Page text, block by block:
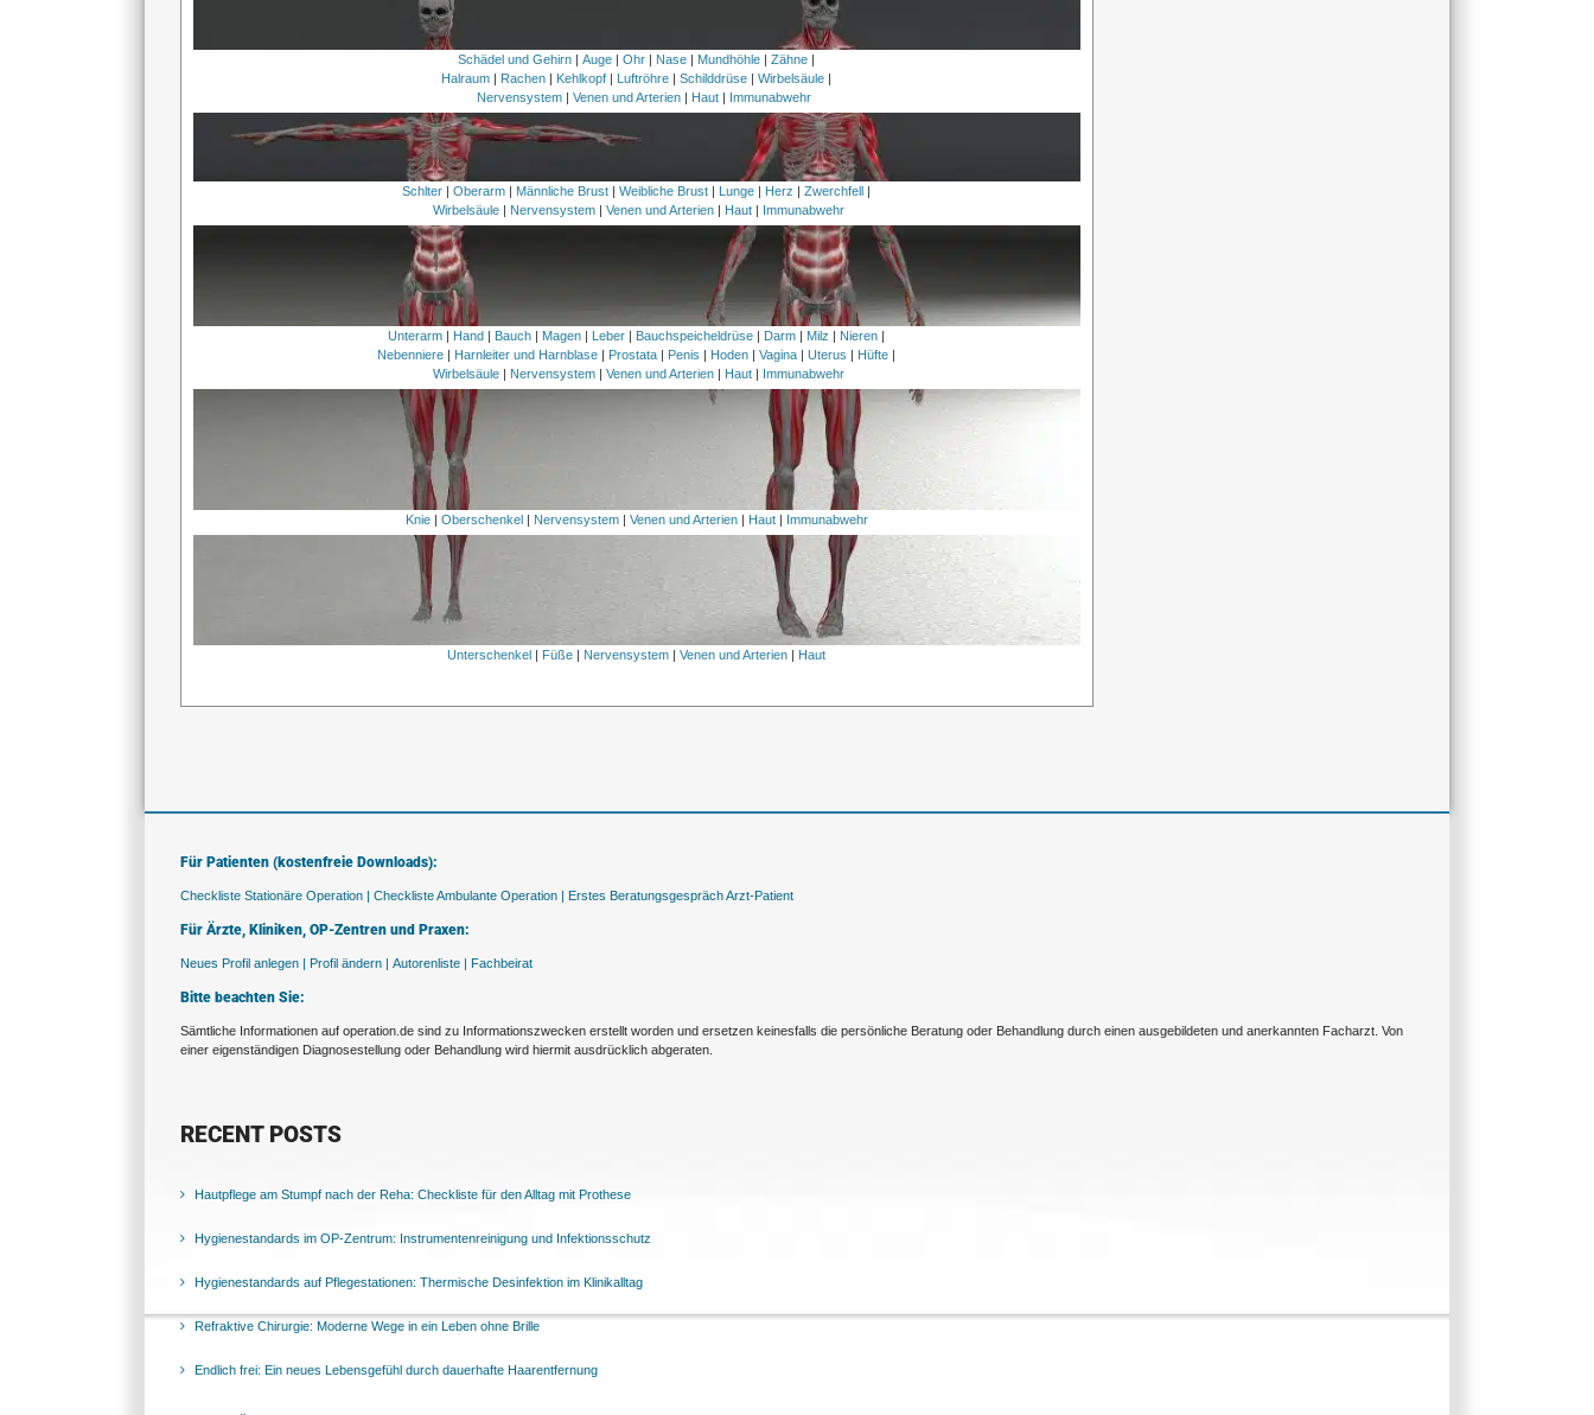
Schädel und Gehirn |Auge |Ohr | Nase | Mundhöhle |Zähne |
Halraum | Rachen | Kehlkopf | Luftröhre |Schilddrüse |Wirbelsäule |
Nervensystem| Venen und Arterien| Haut| Immunabwehr
Schlter |Oberarm Männliche Brust |Weibliche Brust Lunge Herz |Zwerchfell
Wirbelsäule| Nervensystem| Venen und Arterien| Haut| Immunabwehr
Unterarm | Hand | Bauch | Magen | Leber | Bauchspeicheldrüse | Darm | Milz | Nieren |
Nebenniere | Harnleiter und Harnblase | Prostata | Penis | Hoden |Vagina |Uterus | Hüfte |
Wirbelsäule| Nervensystem| Venen und Arterien| Haut| Immunabwehr
Knie| Oberschenkel Nervensystem| Venen und Arterien| Haut| Immunabwehr
Unterschenkel | Füße | Nervensystem |Venen und Arterien | Haut
Für Patienten (kostenfreie Downloads):
Checkliste Stationäre Operation | Checkliste Ambulante Operation | Erstes Beratungsgespräch Arzt-Patient
Für Ärzte, Kliniken, OP-Zentren und Praxen:
Neues Profil anlegen | Profil ändern | Autorenliste | Fachbeirat
Bitte beachten Sie:
Sämtliche Informationen auf operation.de sind zu Informationszwecken erstellt worden und ersetzen keinesfalls die persönliche Beratung oder Behandlung durch einen ausgebildeten und anerkannten Facharzt. Von
einer eigenständigen Diagnosestellung oder Behandlung wird hiermit ausdrücklich abgeraten.
RECENT POSTS
Hautpflege am Stumpf nach der Reha: Checkliste für den Alltag mit Prothese
Hygienestandards im OP-Zentrum: Instrumentenreinigung und Infektionsschutz
Hygienestandards auf Pflegestationen: Thermische Desinfektion im Klinikalltag
Refraktive Chirurgie: Moderne Wege in ein Leben ohne Brille
Endlich frei: Ein neues Lebensgefühl durch dauerhafte Haarentfernung